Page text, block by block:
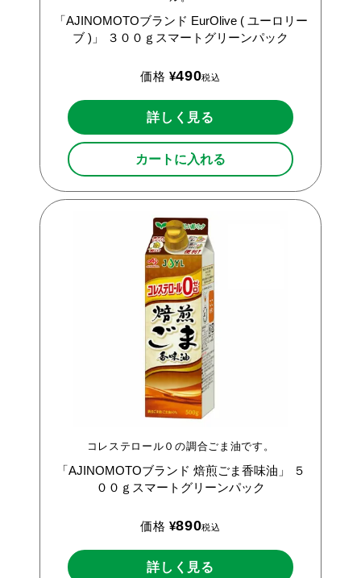
「AJINOMOTOブランド EurOlive ( ユーロリー
ブ )」 ３００ｇスマートグリーンパック
価格 ¥490税込
詳しく見る
カートに入れる
コレステロール０の調合ごま油です。
「AJINOMOTOブランド 焙煎ごま香味油」
５
００ｇスマートグリーンパック
価格 ¥890税込
詳しく見る